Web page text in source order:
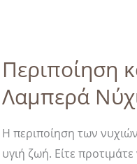
Περιποίηση
Λαμπερά
Η περιποίηση των
υγιή ζωή. Είτε
Περιποίηση
Φροντίδα
των
Νυχιών: